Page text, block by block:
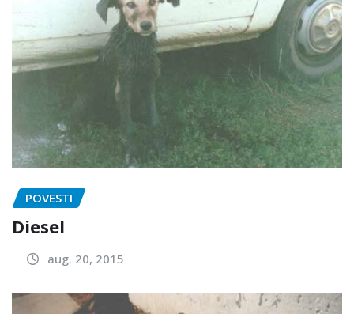
POVESTI
Diesel
aug. 20, 2015